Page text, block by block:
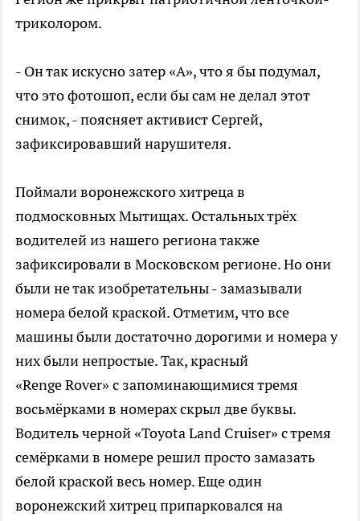
триколором.
- Он так искусно затер «А», что я бы подумал,
что это фотошоп, если бы сам не делал этот
снимок, - поясняет активист Сергей,
зафиксировавший нарушителя.
Поймали воронежского хитреца в
подмосковных Мытищах. Остальных трёх
водителей из нашего региона также
зафиксировали в Московском регионе. Но они
были не так изобретательны - замазывали
номера белой краской. Отметим, что все
машины были достаточно дорогими и номера у
них были непростые. Так, красный
«Renge Rover» с запоминающимися тремя
восьмёрками в номерах скрыл две буквы.
Водитель черной «Toyota Land Cruiser» с тремя
семёрками в номере решил просто замазать
белой краской весь номер. Еще один
воронежский хитрец припарковался на